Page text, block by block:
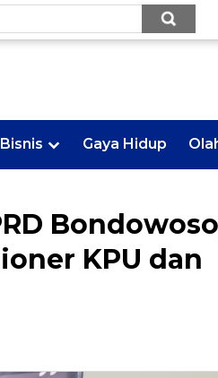
Bisnis Gaya Hidup
KPU dan